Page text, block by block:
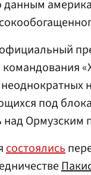
данным
командования
неоднократных
под
над Ормузским
состоялись